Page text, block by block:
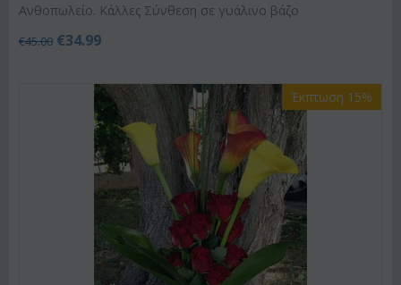
Ανθοπωλείο. Κάλλες Σύνθεση σε γυάλινο βάζο
€45.00 €34.99
Έκπτωση 15%